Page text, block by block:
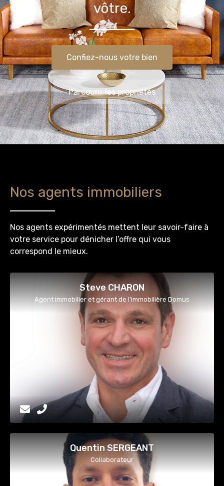
vôtre.
Confiez-nous votre bien
Parcourir les propriétés
Nos agents immobiliers
Nos agents expérimentés mettent leur savoir-faire à
votre service pour dénicher l’offre qui vous
correspond le mieux.
Steve CHARON
Agent immobilier et gérant de l'immobilière Domus
Quentin SERGEANT
Collaborateur